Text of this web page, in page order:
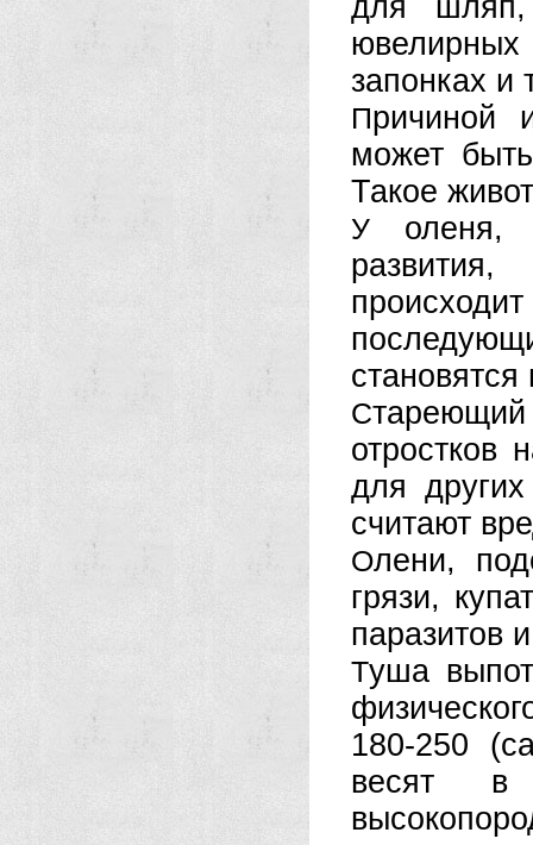
для шляп,
запонках и
Причиной
может
Такое
У оленя,
С
отростков
для
считают
Олени,
грязи,
паразитов
Туша
180-250
весят